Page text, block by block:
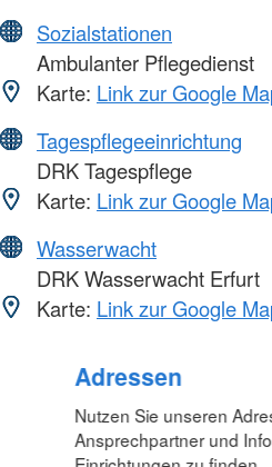
Sozialstationen
Ambulanter Pflegedienst
Karte: Link zur Google
Tagespflegeeinrichtung
DRK Tagespflege
Karte: Link zur Google
Wasserwacht
DRK Wasserwacht Erfurt
Karte: Link zur Google
Adressen
Nutzen Sie unseren
Ansprechpartner und